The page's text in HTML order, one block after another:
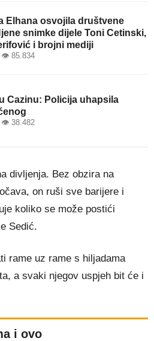
Elhana osvojila društvene
snimke dijele Toni Cetinski,
i brojni mediji
85.834
Cazinu: Policija uhapsila
38.482
divljenja. Bez obzira na
on ruši sve barijere i
koliko se može postići
Sedić.
rame uz rame s hiljadama
a svaki njegov uspjeh bit će i
i ovo